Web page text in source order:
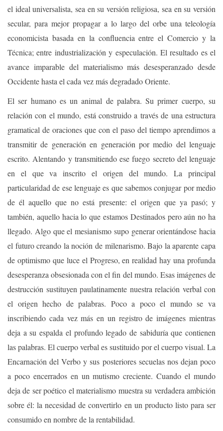
el ideal universalista, sea en su versión religiosa, sea en su versión
secular, para mejor propagar a lo largo del orbe una teleología
economicista basada en la confluencia entre el Comercio y la
Técnica; entre industrialización y especulación. El resultado es el
avance imparable del materialismo más desesperanzado desde
Occidente hasta el cada vez más degradado Oriente.
El ser humano es un animal de palabra. Su primer cuerpo, su
relación con el mundo, está construido a través de una estructura
gramatical de oraciones que con el paso del tiempo aprendimos a
transmitir de generación en generación por medio del lenguaje
escrito. Alentando y transmitiendo ese fuego secreto del lenguaje
en el que va inscrito el origen del mundo. La principal
particularidad de ese lenguaje es que sabemos conjugar por medio
de él aquello que no está presente: el origen que ya pasó; y
también, aquello hacia lo que estamos Destinados pero aún no ha
llegado. Algo que el mesianismo supo generar orientándose hacia
el futuro creando la noción de milenarismo. Bajo la aparente capa
de optimismo que luce el Progreso, en realidad hay una profunda
desesperanza obsesionada con el fin del mundo. Esas imágenes de
destrucción sustituyen paulatinamente nuestra relación verbal con
el origen hecho de palabras. Poco a poco el mundo se va
inscribiendo cada vez más en un registro de imágenes mientras
deja a su espalda el profundo legado de sabiduría que contienen
las palabras. El cuerpo verbal es sustituido por el cuerpo visual. La
Encarnación del Verbo y sus posteriores secuelas nos dejan poco
a poco encerrados en un mutismo creciente. Cuando el mundo
deja de ser poético el materialismo muestra su verdadera ambición
sobre él: la necesidad de convertirlo en un producto listo para ser
consumido en nombre de la rentabilidad.